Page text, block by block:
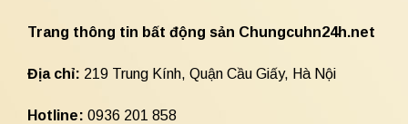
Trang thông tin bất động sản Chungcuhn24h.net
Địa chỉ: 219 Trung Kính, Quận Cầu Giấy, Hà Nội
Hotline: 0936 201 858